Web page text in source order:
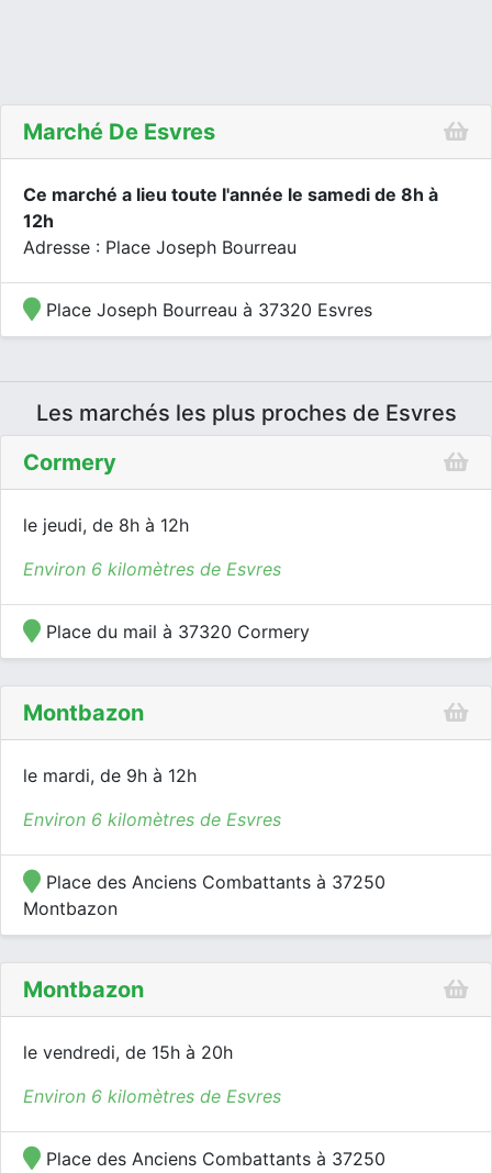
Marché De Esvres
Ce marché a lieu toute l'année le samedi de 8h à
12h
Adresse : Place Joseph Bourreau
Place Joseph Bourreau à 37320 Esvres
Les marchés les plus proches de Esvres
Cormery
le jeudi, de 8h à 12h
Environ 6 kilomètres de Esvres
Place du mail à 37320 Cormery
Montbazon
le mardi, de 9h à 12h
Environ 6 kilomètres de Esvres
Place des Anciens Combattants à 37250
Montbazon
Montbazon
le vendredi, de 15h à 20h
Environ 6 kilomètres de Esvres
Place des Anciens Combattants à 37250